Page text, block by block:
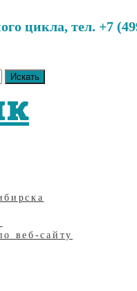
цикла, тел. +7
Искать
веб-сайту